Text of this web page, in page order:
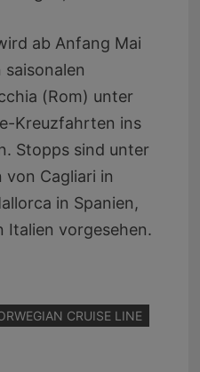
ab Anfang Mai
saisonalen
(Rom) unter
Kreuzfahrten ins
Stopps sind unter
von Cagliari in
in Spanien,
Italien vorgesehen.
CRUISE LINE